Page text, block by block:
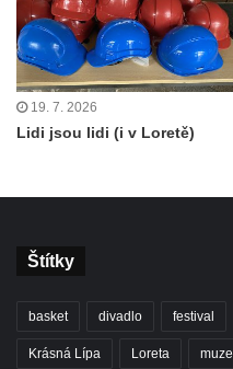
19. 7. 2026
Lidi jsou lidi (i v Loretě)
Štítky
basket divadlo festival
Krásná Lípa Loreta